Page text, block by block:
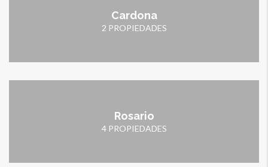
Cardona
2 PROPIEDADES
Rosario
4 PROPIEDADES